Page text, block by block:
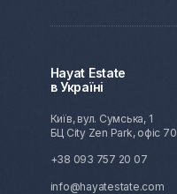
Hayat Estate
в Україні
Київ, вул. Сумська, 1
БЦ City Zen Park, офіс
+38 093 757 20 07
info@hayatestate.com